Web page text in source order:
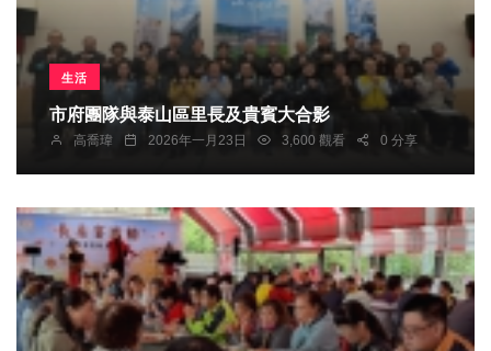
生活
市府團隊與泰山區里長及貴賓大合影
高喬瑋 2026年一月23日 3,600 觀看 0 分享